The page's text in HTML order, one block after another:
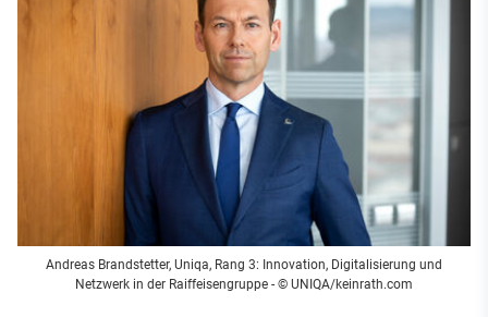
Andreas Brandstetter, Uniqa, Rang 3: Innovation, Digitalisierung und
Netzwerk in der Raiffeisengruppe - © UNIQA/keinrath.com